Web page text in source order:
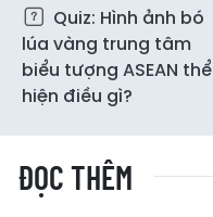
Quiz: Hình ảnh bó
lúa vàng trung tâm
biểu tượng ASEAN thể
hiện điều gì?
ĐỌC THÊM